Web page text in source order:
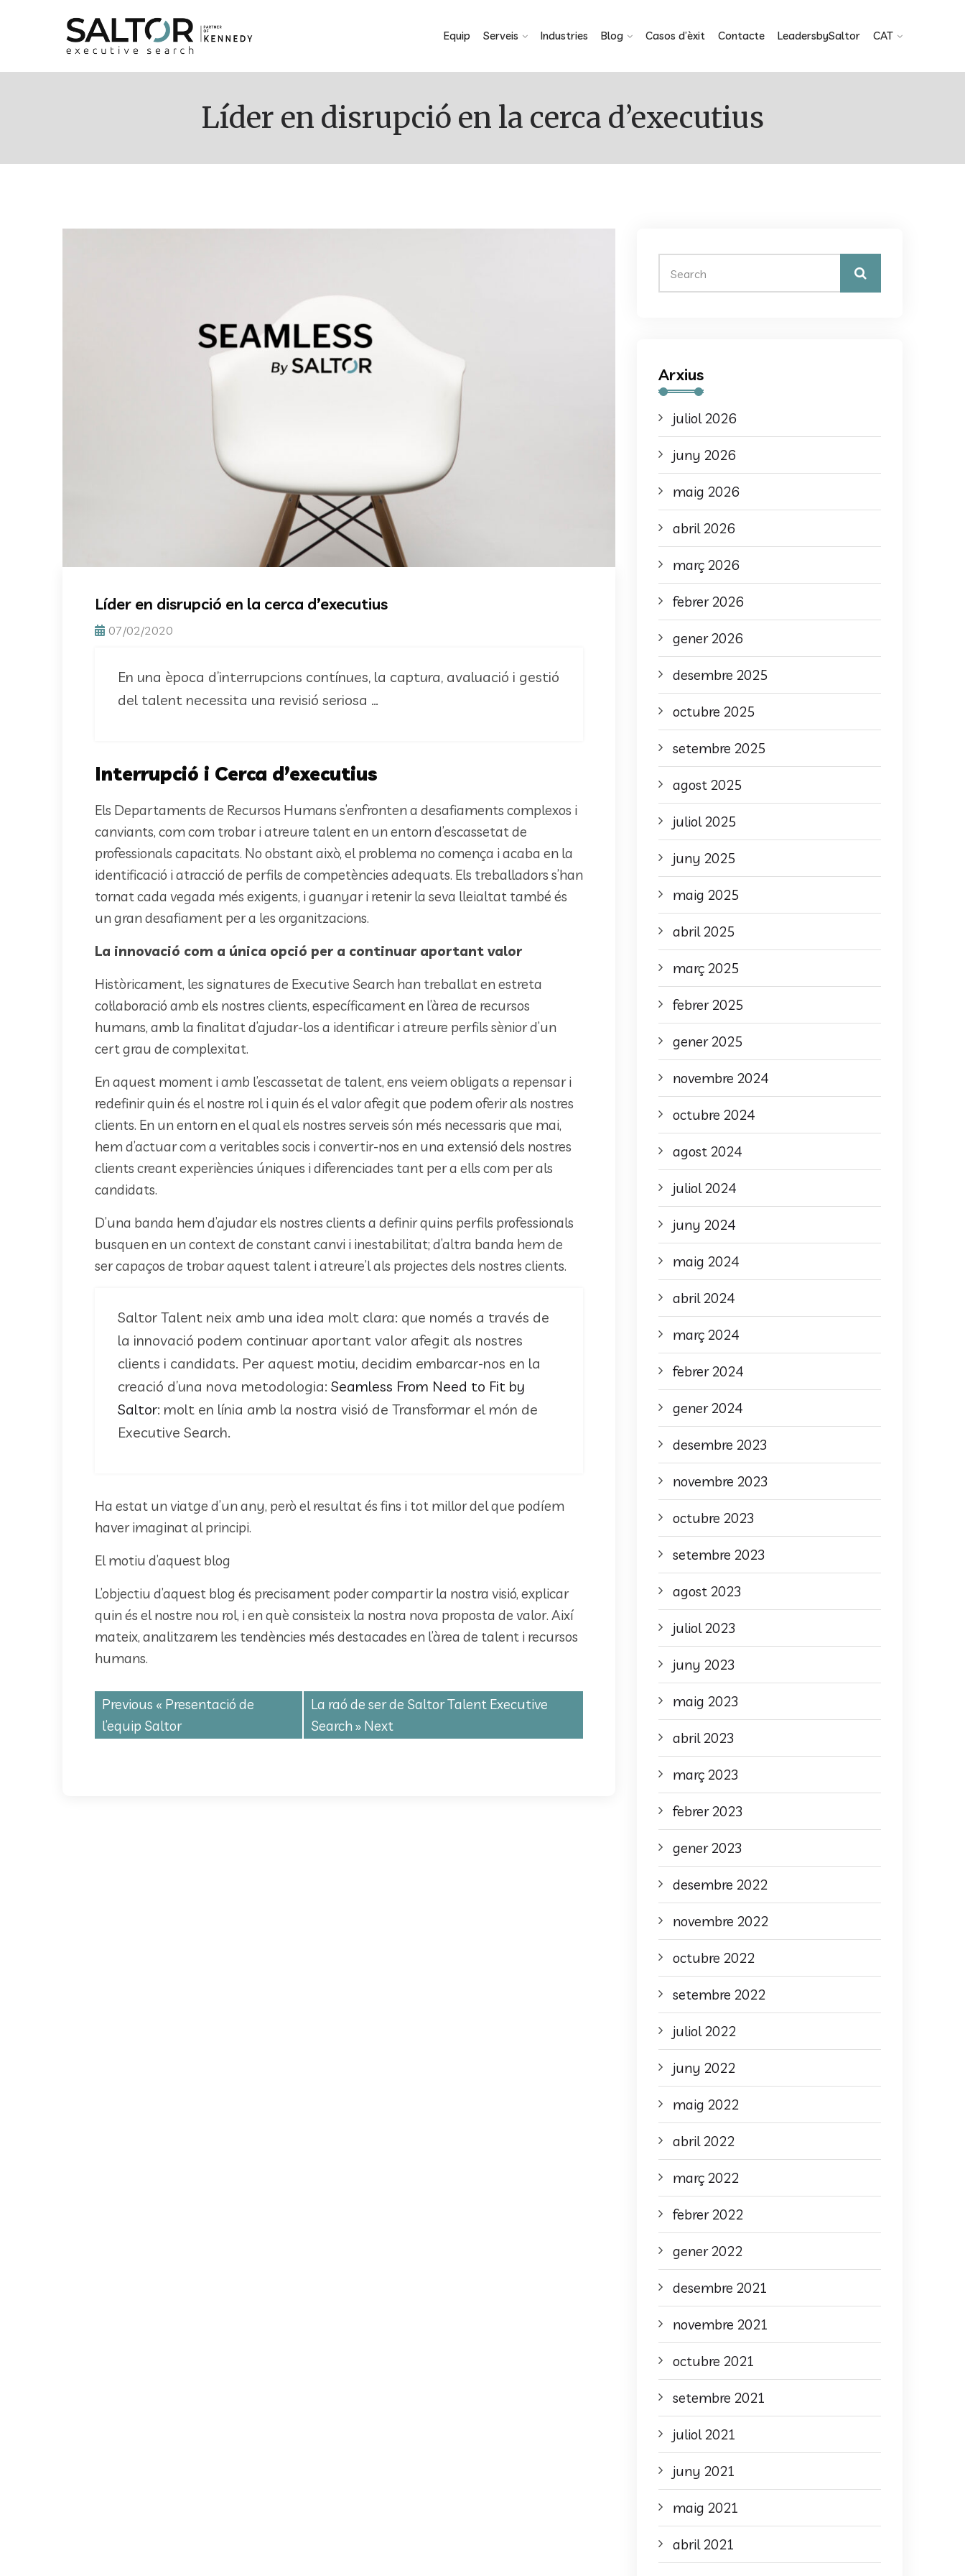
Equip Serveis Industries Blog Casos d’èxit Contacte LeadersbySaltor CAT
Líder en disrupció en la cerca d’executius
Líder en disrupció en la cerca d’executius
07/02/2020
En una època d’interrupcions contínues, la captura, avaluació i gestió
del talent necessita una revisió seriosa …
Interrupció i Cerca d’executius
Els Departaments de Recursos Humans s’enfronten a desafiaments complexos i
canviants, com com trobar i atreure talent en un entorn d’escassetat de
professionals capacitats. No obstant això, el problema no comença i acaba en la
identificació i atracció de perfils de competències adequats. Els treballadors s’han
tornat cada vegada més exigents, i guanyar i retenir la seva lleialtat també és
un gran desafiament per a les organitzacions.
La innovació com a única opció per a continuar aportant valor
Històricament, les signatures de Executive Search han treballat en estreta
col·laboració amb els nostres clients, específicament en l’àrea de recursos
humans, amb la finalitat d’ajudar-los a identificar i atreure perfils sènior d’un
cert grau de complexitat.
En aquest moment i amb l’escassetat de talent, ens veiem obligats a repensar i
redefinir quin és el nostre rol i quin és el valor afegit que podem oferir als nostres
clients. En un entorn en el qual els nostres serveis són més necessaris que mai,
hem d’actuar com a veritables socis i convertir-nos en una extensió dels nostres
clients creant experiències úniques i diferenciades tant per a ells com per als
candidats.
D’una banda hem d’ajudar els nostres clients a definir quins perfils professionals
busquen en un context de constant canvi i inestabilitat; d’altra banda hem de
ser capaços de trobar aquest talent i atreure’l als projectes dels nostres clients.
Saltor Talent neix amb una idea molt clara: que només a través de
la innovació podem continuar aportant valor afegit als nostres
clients i candidats. Per aquest motiu, decidim embarcar-nos en la
creació d’una nova metodologia: Seamless From Need to Fit by
Saltor: molt en línia amb la nostra visió de Transformar el món de
Executive Search.
Ha estat un viatge d’un any, però el resultat és fins i tot millor del que podíem
haver imaginat al principi.
El motiu d’aquest blog
L’objectiu d’aquest blog és precisament poder compartir la nostra visió, explicar
quin és el nostre nou rol, i en què consisteix la nostra nova proposta de valor. Així
mateix, analitzarem les tendències més destacades en l’àrea de talent i recursos
humans.
Previous « Presentació de
l’equip Saltor
La raó de ser de Saltor Talent Executive
Search » Next
Arxius
juliol 2026
juny 2026
maig 2026
abril 2026
març 2026
febrer 2026
gener 2026
desembre 2025
octubre 2025
setembre 2025
agost 2025
juliol 2025
juny 2025
maig 2025
abril 2025
març 2025
febrer 2025
gener 2025
novembre 2024
octubre 2024
agost 2024
juliol 2024
juny 2024
maig 2024
abril 2024
març 2024
febrer 2024
gener 2024
desembre 2023
novembre 2023
octubre 2023
setembre 2023
agost 2023
juliol 2023
juny 2023
maig 2023
abril 2023
març 2023
febrer 2023
gener 2023
desembre 2022
novembre 2022
octubre 2022
setembre 2022
juliol 2022
juny 2022
maig 2022
abril 2022
març 2022
febrer 2022
gener 2022
desembre 2021
novembre 2021
octubre 2021
setembre 2021
juliol 2021
juny 2021
maig 2021
abril 2021